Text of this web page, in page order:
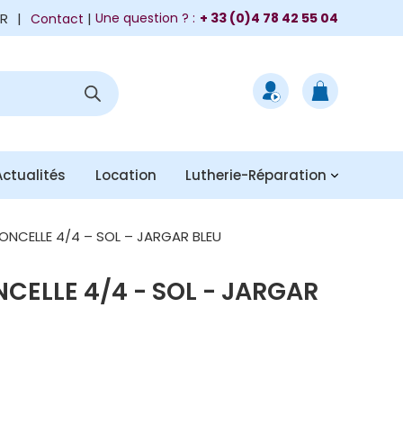
Contact | Une question ? : + 33 (0)4 78 42 55 04
Location Lutherie-Réparation
4/4 – SOL – JARGAR BLEU
4/4 - SOL - JARGAR